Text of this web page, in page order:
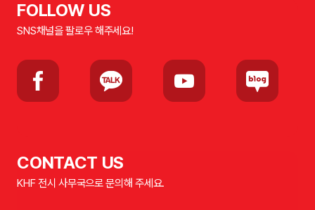
FOLLOW US
SNS채널을 팔로우 해주세요!
CONTACT US
KHF 전시 사무국으로 문의해 주세요.